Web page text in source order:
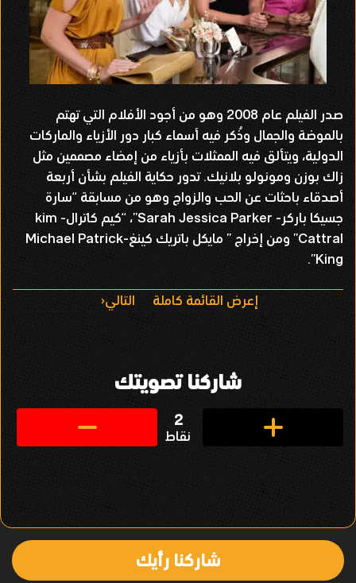
صدر الفيلم عام 2008 وهو من أجود الأفلام التي تهتم
بالموضة والجمال وذُكر فيه أسماء كبار دور الأزياء والماركات
الدولية، ويتألق فيه الممثلات بأزياء من إمضاء مصممين مثل
زاك بوزن ومونولو بلانيك. تدور حكاية الفيلم بشأن أربعة
أصدقاء باحثات عن الحب والزواج وهو من مسابقة “سارة
جسيكا باركر- Sarah Jessica Parker”، “كيم كاترال- kim
Cattral” ومن إخراج ” مايكل باتريك كينغ-Michael Patrick
King”.
ا
ل
إعرض القائمة كاملة التالي
شاركنا تصويتك
2
نقاط
شاركنا رأيك